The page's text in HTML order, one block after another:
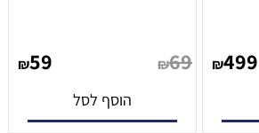
₪499
₪69
₪59
הוסף לסל